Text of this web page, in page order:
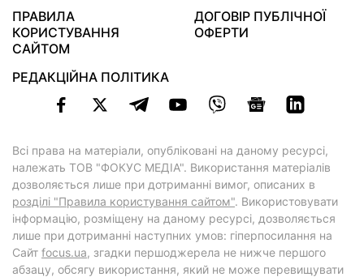
ПРАВИЛА
КОРИСТУВАННЯ
САЙТОМ
ДОГОВІР ПУБЛІЧНОЇ
ОФЕРТИ
РЕДАКЦІЙНА ПОЛІТИКА
Всі права на матеріали, опубліковані на даному ресурсі,
належать ТОВ "ФОКУС МЕДІА". Використання матеріалів
дозволяється лише при дотриманні вимог, описаних в
розділі "Правила користування сайтом". Використовувати
інформацію, розміщену на даному ресурсі, дозволяється
лише при дотриманні наступних умов: гіперпосилання на
Cайт focus.ua, згадки першоджерела не нижче першого
абзацу, обсягу використання, який не може перевищувати